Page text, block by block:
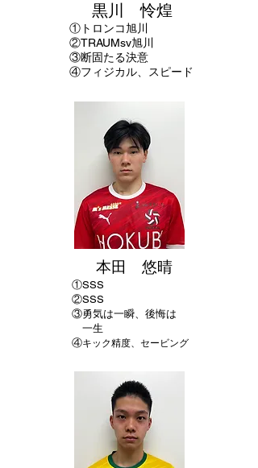
黒川 怜煌
① トロンコ旭川
②TRAUMsv旭川
​③断固たる決意
④フィジカル、スピード
本田 悠晴
①SSS
②SSS
​③勇気は一瞬、 後悔は
一生
④キック精度、セービング